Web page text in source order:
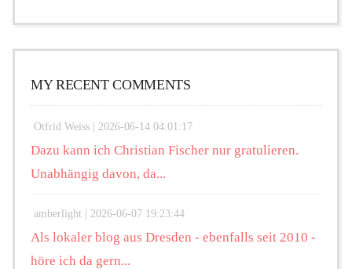
MY RECENT COMMENTS
Otfrid Weiss | 2026-06-14 04:01:17
Dazu kann ich Christian Fischer nur gratulieren.
Unabhängig davon, da...
amberlight | 2026-06-07 19:23:44
Als lokaler blog aus Dresden - ebenfalls seit 2010 -
höre ich da gern...